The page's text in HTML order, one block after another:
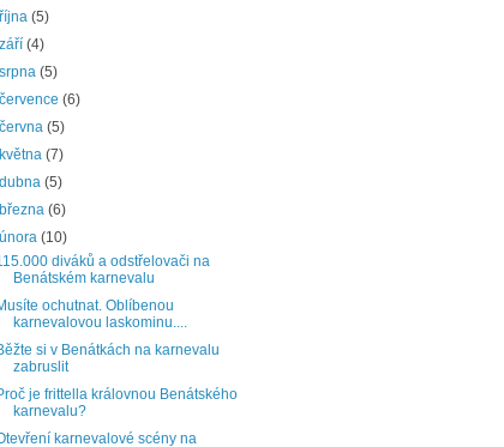
října (5)
září (4)
srpna (5)
července (6)
června (5)
května (7)
dubna (5)
března (6)
února (10)
diváků a odstřelovači na
Benátském karnevalu
ochutnat. Oblíbenou
karnevalovou laskominu....
si v Benátkách na karnevalu
zabruslit
je frittella královnou Benátského
karnevalu?
karnevalové scény na